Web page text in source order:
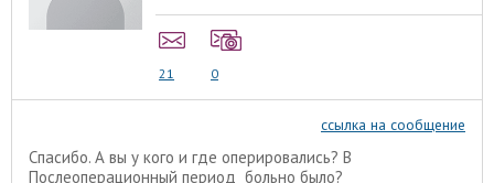
21 0
ссылка на сообщение
Спасибо. А вы у кого и где оперировались? В
Послеоперационный период больно было?